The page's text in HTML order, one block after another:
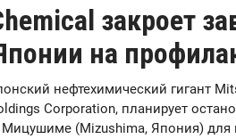
закроет
на
нефтехимический гигант
Corporation, планирует
Мицушиме (Mizushima, Япония)